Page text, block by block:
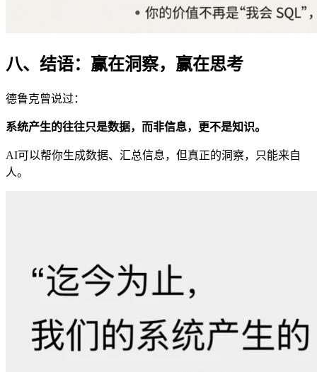
八、结语：赢在洞察，赢在思考
德鲁克曾说过：
系统产生的往往只是数据，而非信息，更不是知识。
AI可以帮你生成数据、汇总信息，但真正的洞察，只能来自
人。